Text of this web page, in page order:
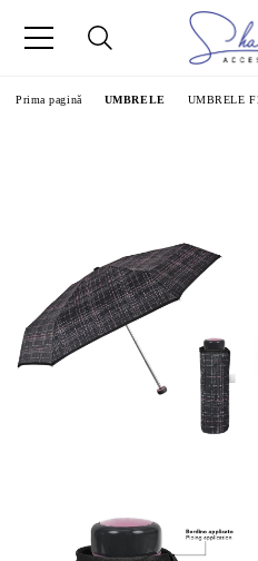
Prima pagină UMBRELE UMBRELE